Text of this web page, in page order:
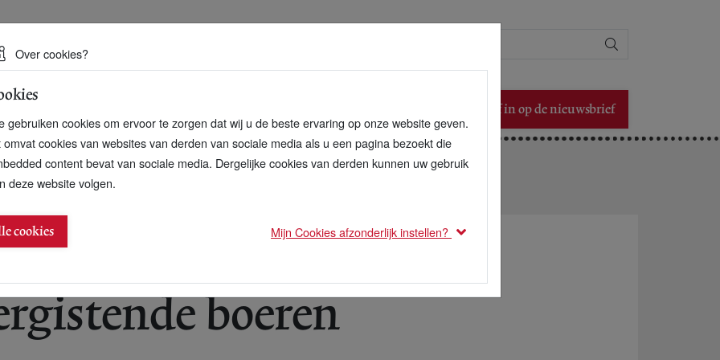
duurzame toekomst
Schrijf in op de nieuwsbrief
biogasvereniging
boeren
Over cookies?
gebruiken cookies om ervoor te zorgen dat wij u de beste ervaring op onze website geven.
omvat cookies van websites van derden van sociale media als u een pagina bezoekt die
content bevat van sociale media. Dergelijke cookies van derden kunnen uw gebruik
deze website volgen.
cookies Mijn Cookies afzonderlijk instellen?